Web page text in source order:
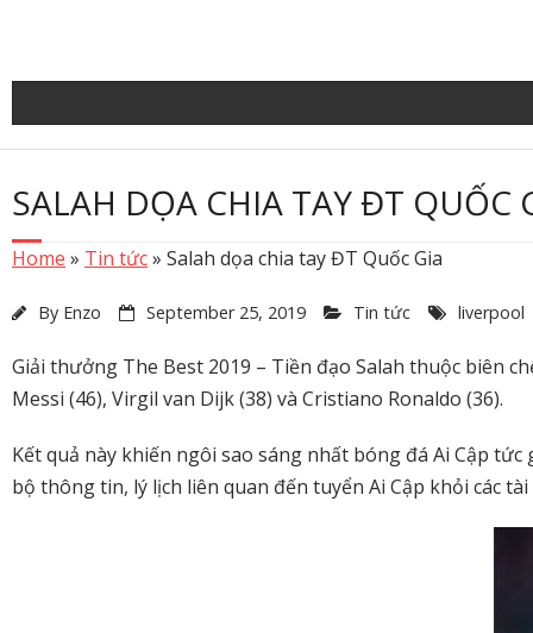
content
SALAH DỌA CHIA TAY ĐT QUỐC
Home » Tin tức» Salah dọa chia tay ĐT Quốc Gia
By Enzo September 25, 2019 Tin tức liverpool
Giải thưởng The Best 2019 – Tiền đạo Salah thuộc biên
Messi (46), Virgil van Dijk (38) và Cristiano Ronaldo (36).
Kết quả này khiến ngôi sao sáng nhất bóng đá Ai Cập
bộ thông tin, lý lịch liên quan đến tuyển Ai Cập khỏi các